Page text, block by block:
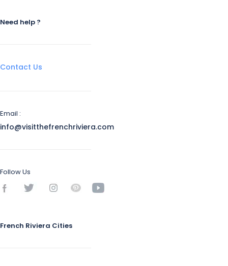
Need help ?
Contact Us
Email :
info@visitthefrenchriviera.com
Follow Us
French Riviera Cities